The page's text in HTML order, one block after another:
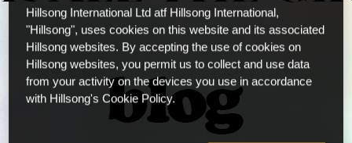
Hillsong International Ltd atf Hillsong International,
"Hillsong", uses cookies on this website and its associated
Hillsong websites. By accepting the use of cookies on
Hillsong websites, you permit us to collect and use data
from your activity on the devices you use in accordance
with Hillsong's Cookie Policy.